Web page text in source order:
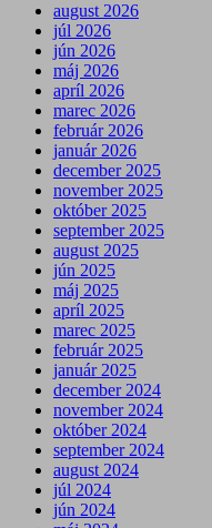
august 2026
júl 2026
jún 2026
máj 2026
apríl 2026
marec 2026
február 2026
január 2026
december 2025
november 2025
október 2025
september 2025
august 2025
jún 2025
máj 2025
apríl 2025
marec 2025
február 2025
január 2025
december 2024
november 2024
október 2024
september 2024
august 2024
júl 2024
jún 2024